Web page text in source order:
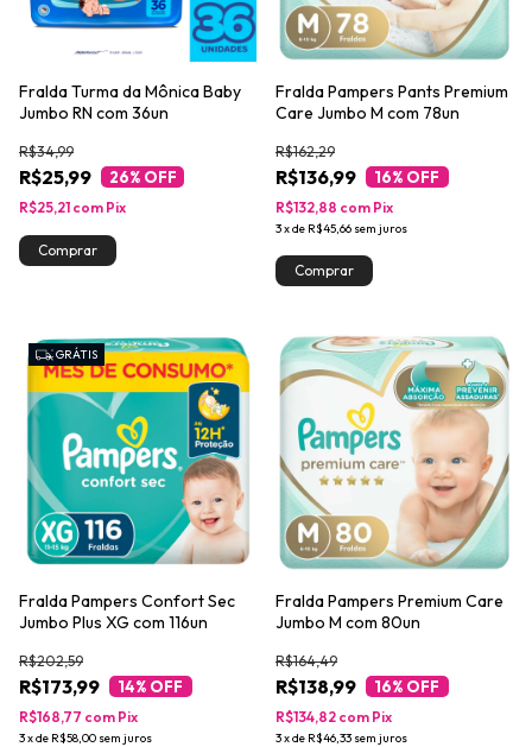
Fralda Turma da Mônica Baby
Jumbo RN com 36un
R$25,99
R$34,99
26% OFF
R$25,21 com Pix
Fralda Pampers Pants Premium
Care Jumbo M com 78un
R$136,99
R$162,29
16% OFF
3xde R$45,66 sem juros
R$132,88 com Pix
GRÁTIS
Fralda Pampers Confort Sec
Jumbo Plus XG com 116un
R$173,99
R$202,59
14% OFF
3xde R$58,00 sem juros
R$168,77 com Pix
Fralda Pampers Premium Care
Jumbo M com 80un
R$138,99
R$164,49
16% OFF
3xde R$46,33 sem juros
R$134,82 com Pix